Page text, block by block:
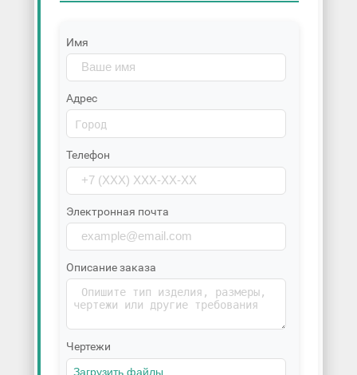
Имя
Адрес
Телефон
Электронная почта
Описание заказа
Чертежи